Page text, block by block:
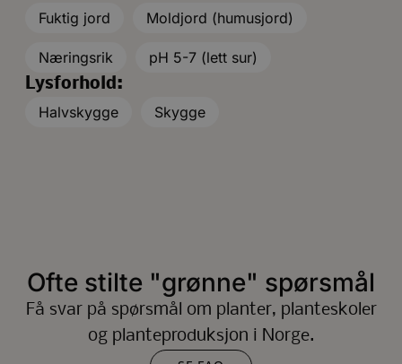
Fuktig jord
Moldjord (humusjord)
Næringsrik
pH 5-7 (lett sur)
Lysforhold:
Halvskygge
Skygge
Ofte stilte "grønne" spørsmål
Få svar på spørsmål om planter, planteskoler
og planteproduksjon i Norge.